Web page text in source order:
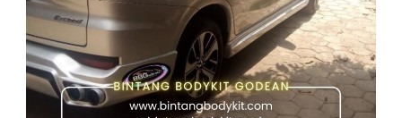
Perbaikan
Tabrakan
&
Lecet